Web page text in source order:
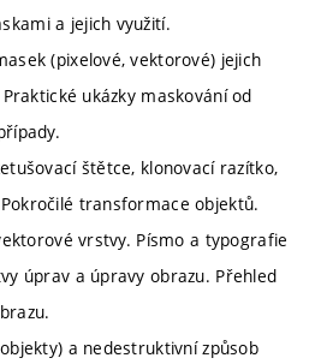
a jejich využití.
(pixelové, vektorové) jejich
ukázky maskování od
štětce, klonovací razítko,
transformace objektů.
vrstvy. Písmo a typografie
úprav a úpravy obrazu. Přehled
a nedestruktivní způsob